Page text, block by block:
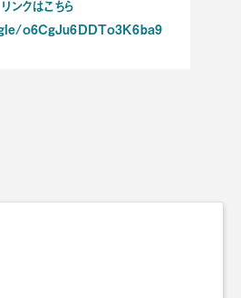
リンクはこちら
o6CgJu6DDTo3K6ba9